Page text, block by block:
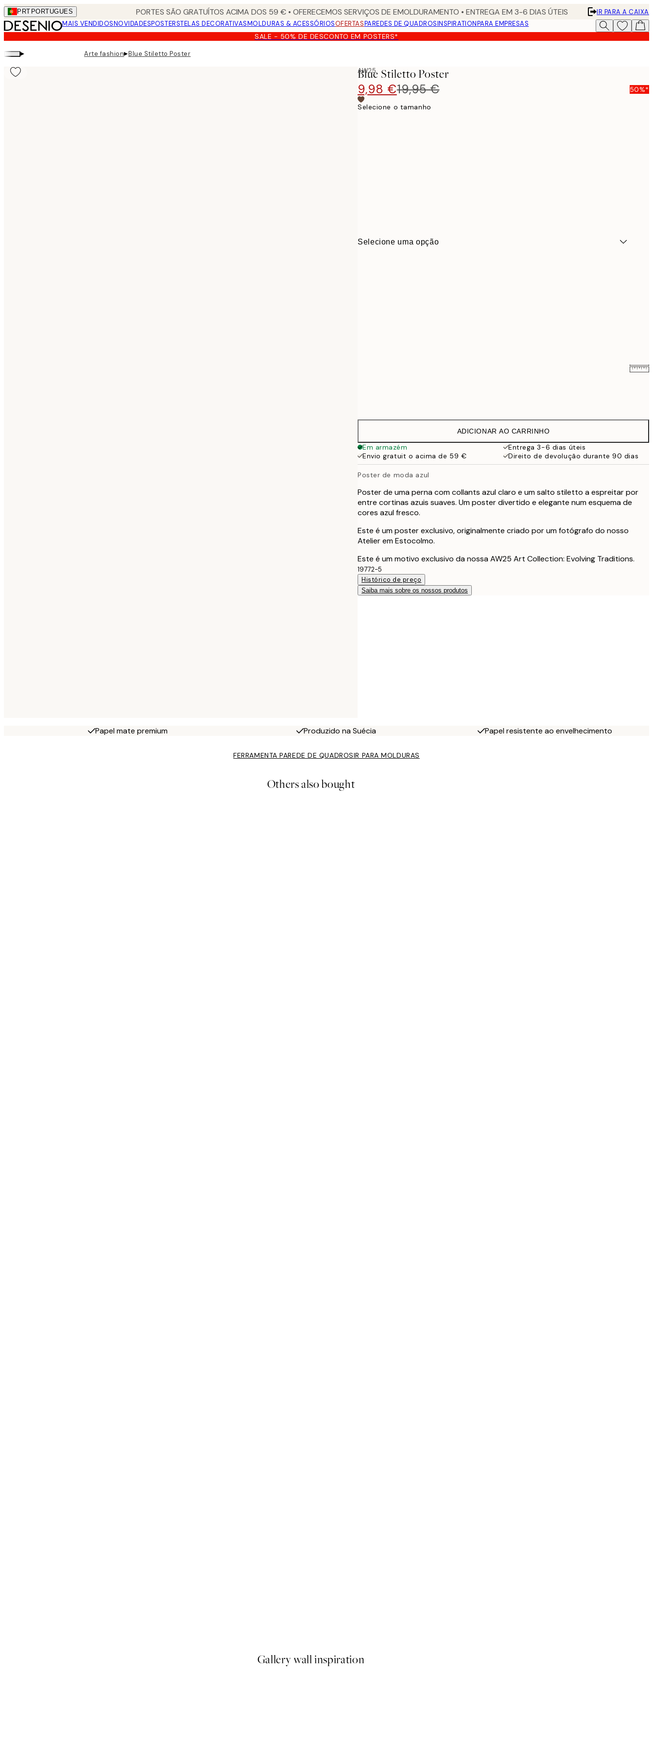
Skip
to
main
content.
PRT PORTUGUES PORTES SÃO GRATUÍTOS ACIMA DOS 59 € • OFERECEMOS SERVIÇOS DE EMOLDURAMENTO • ENTREGA EM 3-6 DIAS ÚTEIS
IR PARA A CAIXA
MAIS VENDIDOSNOVIDADESPOSTERSTELAS DECORATIVASMOLDURAS & ACESSÓRIOSOFERTASPAREDES DE QUADROSINSPIRATIONPARA EMPRESAS
SALE - 50% DE DESCONTO EM POSTERS*
▸ Arte fashion▸Blue Stiletto Poster
AW25
Blue Stiletto Poster
9,98 €19,95 € 50%*
Selecione o tamanho
Selecione uma opção
32,45 €
ADICIONAR AO CARRINHO
Em armazém
Entrega 3-6 dias úteis
Envio gratuit o acima de 59 €
Direito de devolução durante 90 dias
Poster de moda azul
Poster de uma perna com collants azul claro e um salto stiletto a espreitar por
entre cortinas azuis suaves. Um poster divertido e elegante num esquema de
cores azul fresco.
Este é um poster exclusivo, originalmente criado por um fotógrafo do nosso
Atelier em Estocolmo.
Este é um motivo exclusivo da nossa AW25 Art Collection: Evolving Traditions.
19772-5
Histórico de preço
Saiba mais sobre os nossos produtos
Papel mate premium Produzido na Suécia Papel resistente ao envelhecimento
FERRAMENTA PAREDE DE QUADROSIR PARA MOLDURAS
Others also bought
Gallery wall inspiration